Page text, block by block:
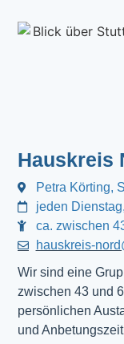
Hauskreis
Petra Körting,
jeden
ca. zwischen
hauskreis-
Wir sind eine
zwischen 43 und
persönlichen
und